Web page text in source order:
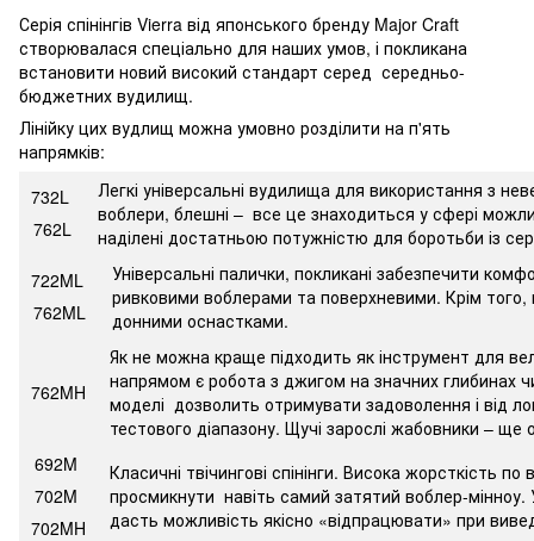
Серія спінінгів Vierra від японського бренду Major Craft
створювалася спеціально для наших умов, і покликана
встановити новий високий стандарт серед середньо-
бюджетних вудилищ.
Лінійку цих вудлищ можна умовно розділити на п'ять
напрямків:
732L
762L
Легкі універсальні вудилища для використання з
воблери, блешні – все це знаходиться у сфері
наділені достатньою потужністю для боротьби із
722ML
762ML
Універсальні палички, покликані забезпечити
ривковими воблерами та поверхневими. Крім того,
донними оснастками.
762MH
Як не можна краще підходить як інструмент для
напрямом є робота з джигом на значних глибинах
моделі дозволить отримувати задоволення і від
тестового діапазону. Щучі зарослі жабовники – ще
692M
702M
702MH
Класичні твічингові спінінги. Висока жорсткість
просмикнути навіть самий затятий воблер-
дасть можливість якісно «відпрацювати» при